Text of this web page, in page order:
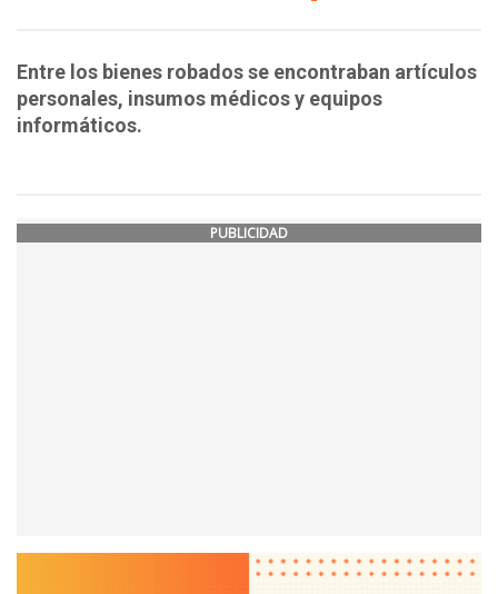
Entre los bienes robados se encontraban artículos
personales, insumos médicos y equipos
informáticos.
PUBLICIDAD